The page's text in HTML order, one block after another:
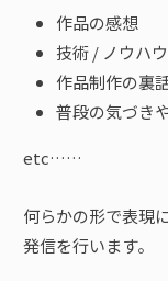
作品の感想
技術 / ノウハ
作品制作の裏
普段の気づき
etc……
何らかの形で表現
発信を行います。